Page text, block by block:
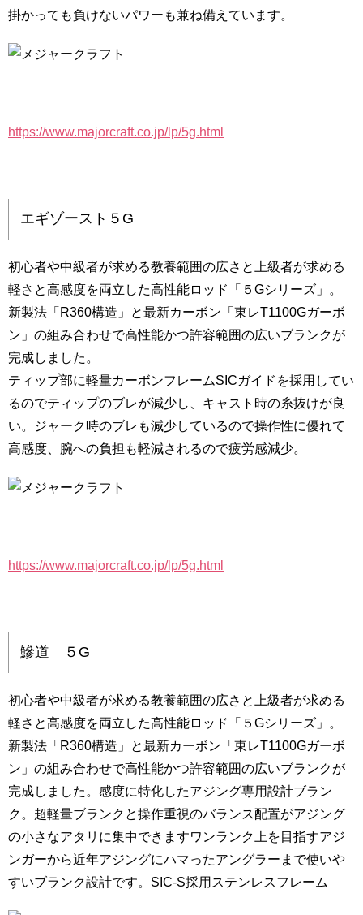
掛かっても負けないパワーも兼ね備えています。
https://www.majorcraft.co.jp/lp/5g.html
エギゾースト５G
初心者や中級者が求める教養範囲の広さと上級者が求める
軽さと高感度を両立した高性能ロッド「５Gシリーズ」。
新製法「R360構造」と最新カーボン「東レT1100Gガーボ
ン」の組み合わせで高性能かつ許容範囲の広いブランクが
完成しました。
ティップ部に軽量カーボンフレームSICガイドを採用してい
るのでティップのブレが減少し、キャスト時の糸抜けが良
い。ジャーク時のブレも減少しているので操作性に優れて
高感度、腕への負担も軽減されるので疲労感減少。
https://www.majorcraft.co.jp/lp/5g.html
鰺道 ５G
初心者や中級者が求める教養範囲の広さと上級者が求める
軽さと高感度を両立した高性能ロッド「５Gシリーズ」。
新製法「R360構造」と最新カーボン「東レT1100Gガーボ
ン」の組み合わせで高性能かつ許容範囲の広いブランクが
完成しました。感度に特化したアジング専用設計ブラン
ク。超軽量ブランクと操作重視のバランス配置がアジング
の小さなアタリに集中できますワンランク上を目指すアジ
ンガーから近年アジングにハマったアングラーまで使いや
すいブランク設計です。SIC-S採用ステンレスフレーム